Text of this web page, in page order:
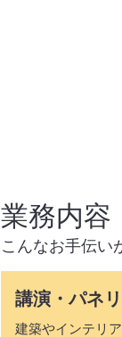
​業務内容
こんなお手伝い
講演・パネ
建築やインテリ